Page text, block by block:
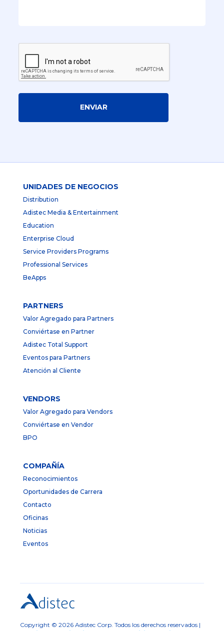
ENVIAR
UNIDADES DE NEGOCIOS
Distribution
Adistec Media & Entertainment
Education
Enterprise Cloud
Service Providers Programs
Professional Services
BeApps
PARTNERS
Valor Agregado para Partners
Conviértase en Partner
Adistec Total Support
Eventos para Partners
Atención al Cliente
VENDORS
Valor Agregado para Vendors
Conviértase en Vendor
BPO
COMPAÑÍA
Reconocimientos
Oportunidades de Carrera
Contacto
Oficinas
Noticias
Eventos
Copyright © 2026 Adistec Corp. Todos los derechos reservados |